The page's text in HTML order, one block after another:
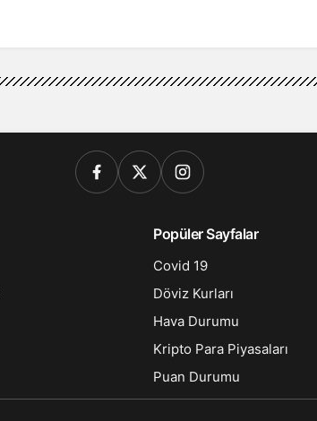
Popüler Sayfalar
Covid 19
Döviz Kurları
Hava Durumu
Kripto Para Piyasaları
Puan Durumu